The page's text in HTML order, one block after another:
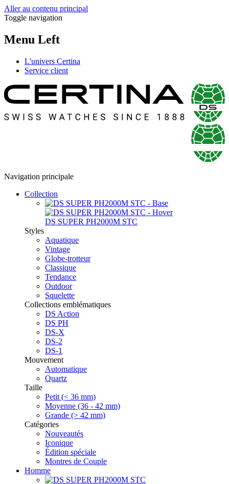
Aller au contenu principal
Toggle navigation
Menu Left
L'univers Certina
Service client
Navigation principale
Collection
DS SUPER PH2000M STC
Styles
Aquatique
Vintage
Globe-trotteur
Classique
Tendance
Outdoor
Squelette
Collections emblématiques
DS Action
DS PH
DS-X
DS-2
DS-1
Mouvement
Automatique
Quartz
Taille
Petit (< 36 mm)
Moyenne (36 - 42 mm)
Grande (> 42 mm)
Catégories
Nouveautés
Iconique
Édition spéciale
Montres de Couple
Homme